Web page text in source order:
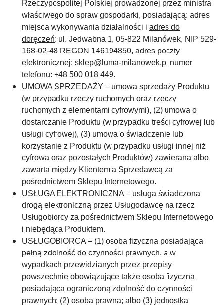
Rzeczypospolitej Polskiej prowadzonej przez ministra
właściwego do spraw gospodarki, posiadającą: adres
miejsca wykonywania działalności i adres do
doręczeń: ul. Jedwabna 1, 05-822 Milanówek, NIP 529-
168-02-48 REGON 146194850, adres poczty
elektronicznej: sklep@luma-milanowek.pl numer
telefonu: +48 500 018 449.
UMOWA SPRZEDAŻY – umowa sprzedaży Produktu
(w przypadku rzeczy ruchomych oraz rzeczy
ruchomych z elementami cyfrowymi), (2) umowa o
dostarczanie Produktu (w przypadku treści cyfrowej lub
usługi cyfrowej), (3) umowa o świadczenie lub
korzystanie z Produktu (w przypadku usługi innej niż
cyfrowa oraz pozostałych Produktów) zawierana albo
zawarta między Klientem a Sprzedawcą za
pośrednictwem Sklepu Internetowego.
USŁUGA ELEKTRONICZNA – usługa świadczona
drogą elektroniczną przez Usługodawcę na rzecz
Usługobiorcy za pośrednictwem Sklepu Internetowego
i niebędąca Produktem.
USŁUGOBIORCA – (1) osoba fizyczna posiadająca
pełną zdolność do czynności prawnych, a w
wypadkach przewidzianych przez przepisy
powszechnie obowiązujące także osoba fizyczna
posiadająca ograniczoną zdolność do czynności
prawnych; (2) osoba prawna; albo (3) jednostka